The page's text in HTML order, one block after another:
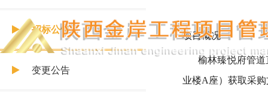
招标公告
变更公告
项目概况
榆林臻悦府管
业楼A座）获取采